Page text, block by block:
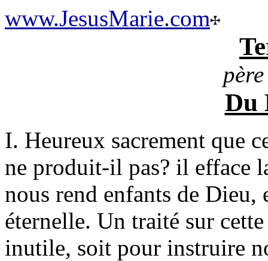
www.JesusMarie.com
Du
I. Heureux sacrement que
ne produit-il pas? il efface
nous rend enfants de
éternelle. Un traité sur
inutile, soit pour instruire